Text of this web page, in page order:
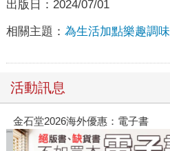
出版日： 2024/07/01
相關主題： 為生活加點樂趣調味
活動訊息
金石堂2026海外優惠：電子書